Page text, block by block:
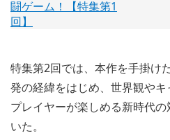
特集第2回では、本作を手掛け
発の経緯をはじめ、世界観や
プレイヤーが楽しめる新時代
いた。